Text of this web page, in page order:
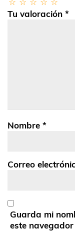
Tu valoración *
Nombre *
Correo
Guarda mi
este